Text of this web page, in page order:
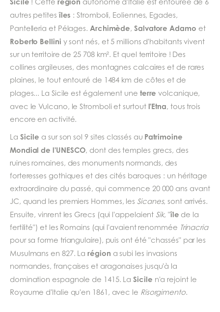
autres petitesîles : Stromboli, Eoliennes, Egades,
Pantelleria et Pélages. Archimède,Salvatore Adamo et
Roberto Bellini y sont nés, et 5 millions d'habitants vivent
sur un territoire de 25 708 km². Et quel territoire ! Des
collines argileuses, des montagnes calcaires et de rares
plaines, le tout entouré de 1484 km de côtes et de
plages... La Sicile est également une terre volcanique,
avec le Vulcano, le Stromboli et surtout l'Etna, tous trois
encore en activité.
La Sicile a sur son sol 9 sites classés au Patrimoine
Mondial de l'UNESCO, dont des temples grecs, des
ruines romaines, des monuments normands, des
forteresses gothiques et des cités baroques : un héritage
extraordinaire du passé, qui commence 20 000 ans avant
JC, quand les premiers Hommes, les Sicanes, sont arrivés.
Ensuite, vinrent les Grecs (qui l'appelaient Sik, "île de la
fertilité") et les Romains (qui l'avaient renommée Trinacria
pour sa forme triangulaire), puis ont été "chassés" par les
Musulmans en 827. Larégion a subi les invasions
normandes, françaises et aragonaises jusqu'à la
domination espagnole de 1415. LaSicile n'a rejoint le
Royaume d'Italie qu'en 1861, avec le Risorgimento.